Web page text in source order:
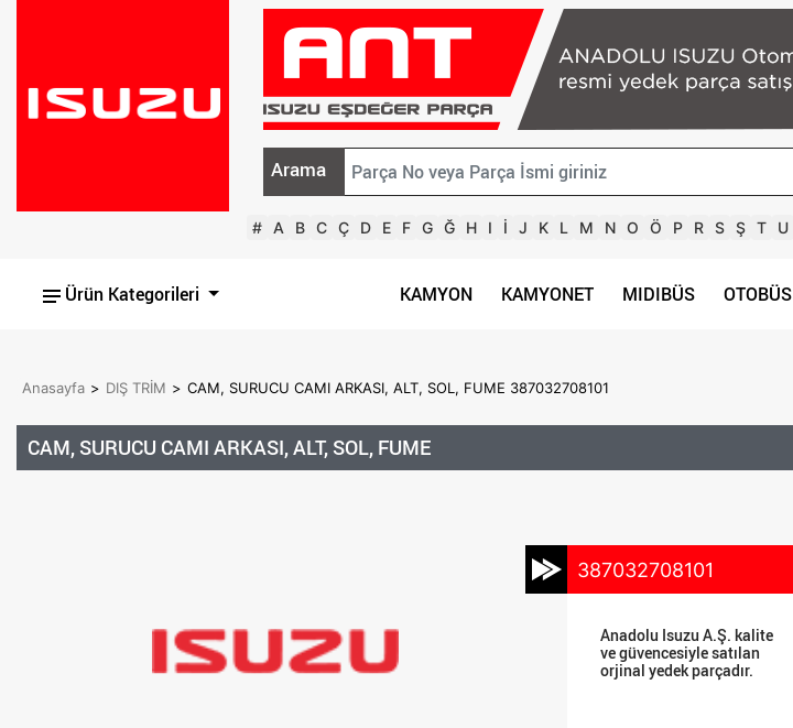
Arama
# A B C Ç D E F G Ğ H I İ J K L M N O Ö P R S Ş T U
Ürün Kategorileri KAMYON KAMYONET MIDIBÜS OTOBÜS
Anasayfa > DIŞ TRİM > CAM, SURUCU CAMI ARKASI, ALT, SOL, FUME 387032708101
CAM, SURUCU CAMI ARKASI, ALT, SOL, FUME
387032708101
Anadolu Isuzu A.Ş. kalite
ve güvencesiyle satılan
orjinal yedek parçadır.